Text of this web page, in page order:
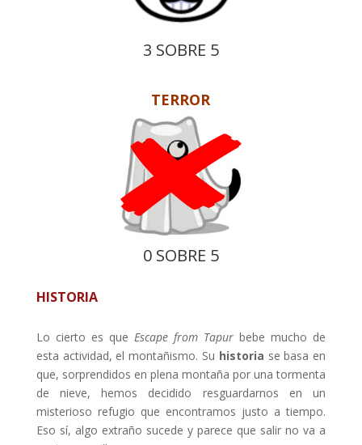
3 SOBRE 5
TERROR
0 SOBRE 5
HISTORIA
Lo cierto es que Escape from Tapur bebe mucho de
esta actividad, el montañismo. Su historia se basa en
que, sorprendidos en plena montaña por una tormenta
de nieve, hemos decidido resguardarnos en un
misterioso refugio que encontramos justo a tiempo.
Eso sí, algo extraño sucede y parece que salir no va a